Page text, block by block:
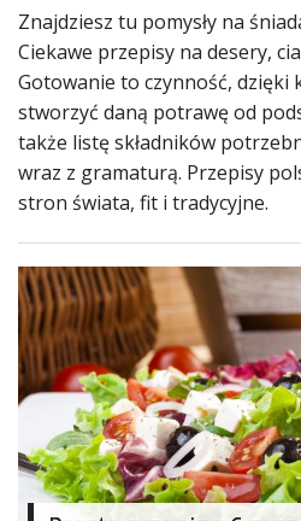
Przepisy
kulinarne
Kobiece
Wyznania
Wnętrza
Fitness
Ślub
Wesele
Moda
Zakupy
Kultura
Znajdziesz tu pomysły na
Ciekawe przepisy na desery,
Gotowanie to czynność, dzięki
stworzyć daną potrawę od
także listę składników
wraz z gramaturą. Przepisy
stron świata, fit i tradycyjne.